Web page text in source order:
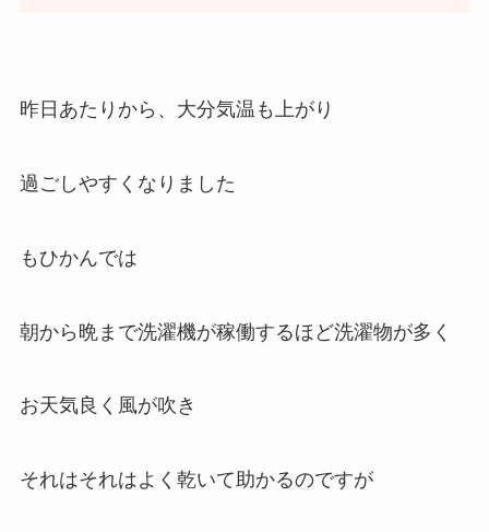
昨日あたりから、大分気温も上がり
過ごしやすくなりました
もひかんでは
朝から晩まで洗濯機が稼働するほど洗濯物が多く
お天気良く風が吹き
それはそれはよく乾いて助かるのですが